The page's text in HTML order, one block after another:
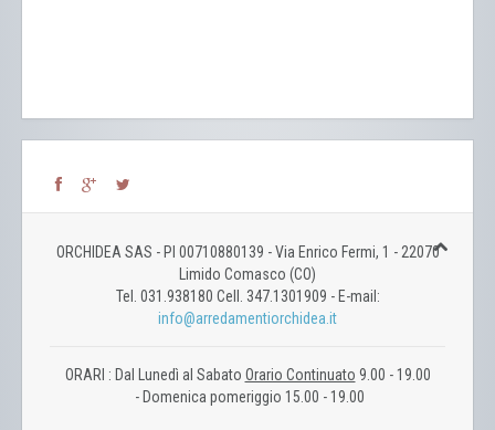
ORCHIDEA SAS - PI 00710880139 - Via Enrico Fermi, 1 - 22070
Limido Comasco (CO)
Tel. 031.938180 Cell. 347.1301909 - E-mail:
info@arredamentiorchidea.it
ORARI : Dal Lunedì al Sabato Orario Continuato 9.00 - 19.00
- Domenica pomeriggio 15.00 - 19.00